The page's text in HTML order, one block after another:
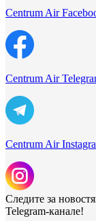
Centrum Air
Centrum Air
Centrum Air
Следите за
Telegram-канале!